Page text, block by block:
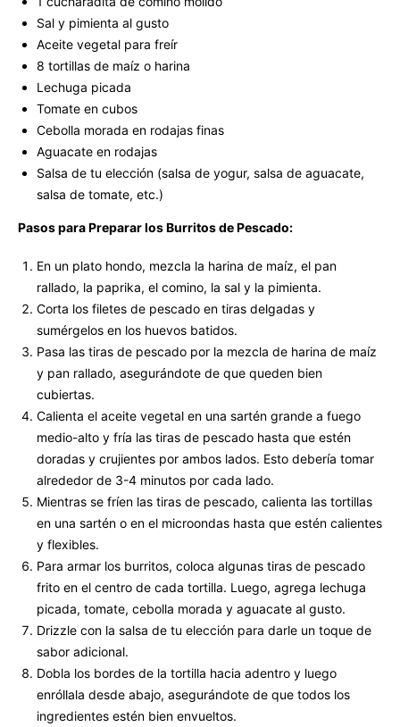
Sal y pimienta al gusto
Aceite vegetal para freír
8 tortillas de maíz o harina
Lechuga picada
Tomate en cubos
Cebolla morada en rodajas finas
Aguacate en rodajas
Salsa de tu elección (salsa de yogur, salsa de aguacate,
salsa de tomate, etc.)
Pasos para Preparar los Burritos de Pescado:
En un plato hondo, mezcla la harina de maíz, el pan
rallado, la paprika, el comino, la sal y la pimienta.
Corta los filetes de pescado en tiras delgadas y
sumérgelos en los huevos batidos.
Pasa las tiras de pescado por la mezcla de harina de maíz
y pan rallado, asegurándote de que queden bien
cubiertas.
Calienta el aceite vegetal en una sartén grande a fuego
medio-alto y fría las tiras de pescado hasta que estén
doradas y crujientes por ambos lados. Esto debería tomar
alrededor de 3-4 minutos por cada lado.
Mientras se fríen las tiras de pescado, calienta las tortillas
en una sartén o en el microondas hasta que estén calientes
y flexibles.
Para armar los burritos, coloca algunas tiras de pescado
frito en el centro de cada tortilla. Luego, agrega lechuga
picada, tomate, cebolla morada y aguacate al gusto.
Drizzle con la salsa de tu elección para darle un toque de
sabor adicional.
Dobla los bordes de la tortilla hacia adentro y luego
enróllala desde abajo, asegurándote de que todos los
ingredientes estén bien envueltos.